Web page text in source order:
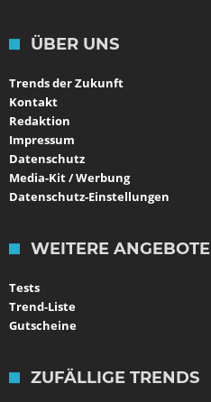
ÜBER UNS
Trends der Zukunft
Kontakt
Redaktion
Impressum
Datenschutz
Media-Kit / Werbung
Datenschutz-Einstellungen
WEITERE ANGEBOTE
Tests
Trend-Liste
Gutscheine
ZUFÄLLIGE TRENDS